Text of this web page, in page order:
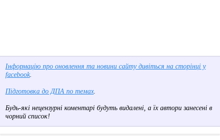
Інформацію про оновлення та новини сайту дивіться на сторінці у
facebook.
Підготовка до ДПА по темах.
Будь-які нецензурні коментарі будуть видалені, а їх автори занесені в
чорний список!